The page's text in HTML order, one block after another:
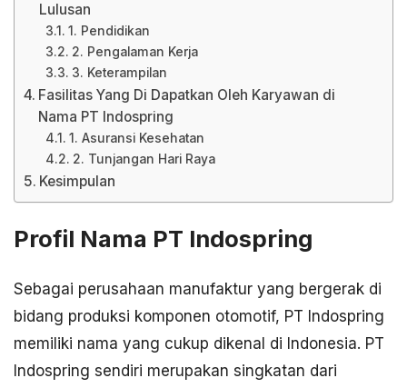
Lulusan
1. Pendidikan
2. Pengalaman Kerja
3. Keterampilan
Fasilitas Yang Di Dapatkan Oleh Karyawan di
Nama PT Indospring
1. Asuransi Kesehatan
2. Tunjangan Hari Raya
Kesimpulan
Profil Nama PT Indospring
Sebagai perusahaan manufaktur yang bergerak di
bidang produksi komponen otomotif, PT Indospring
memiliki nama yang cukup dikenal di Indonesia. PT
Indospring sendiri merupakan singkatan dari